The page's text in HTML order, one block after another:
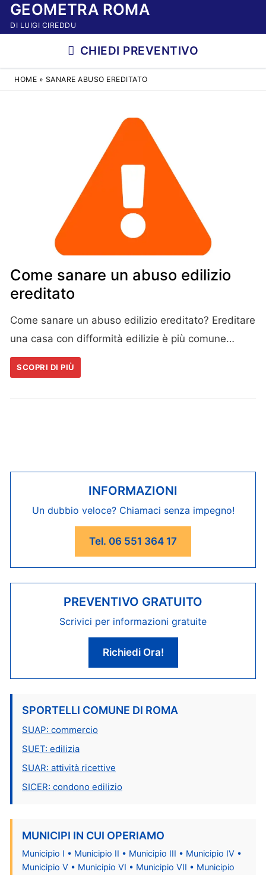
VaiGEOMETRA ROMA
DI LUIGI CIREDDU
CHIEDI PREVENTIVO
HOME » SANARE ABUSO EREDITATO
Come sanare un abuso edilizio
ereditato
Come sanare un abuso edilizio ereditato? Ereditare
una casa con difformità edilizie è più comune…
SCOPRI DI PIÙ
INFORMAZIONI
Un dubbio veloce? Chiamaci senza impegno!
Tel. 06 551 364 17
PREVENTIVO GRATUITO
Scrivici per informazioni gratuite
Richiedi Ora!
SPORTELLI COMUNE DI ROMA
SUAP: commercio
SUET: edilizia
SUAR: attività ricettive
SICER: condono edilizio
MUNICIPI IN CUI OPERIAMO
Municipio I • Municipio II • Municipio III • Municipio IV •
Municipio V • Municipio VI • Municipio VII • Municipio